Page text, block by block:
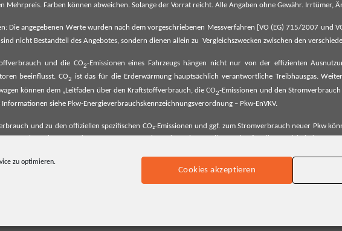
zu optimieren.
Cookies akzeptieren
Mehrpreis. Farben können abweichen. Solange der Vorrat reicht. Alle Angaben ohne Gewähr. Irrtümer,
Die angegebenen Werte wurden nach dem vorgeschriebenen Messverfahren [VO (EG) 715/2007 und
nicht Bestandteil des Angebotes, sondern dienen allein zu Vergleichszwecken zwischen den
und die CO2-Emissionen eines Fahrzeugs hängen nicht nur von der effizienten
beeinflusst. CO2
ist das für die Erderwärmung hauptsächlich verantwortliche Treibhausgas.
können dem „Leitfaden über den Kraftstoffverbrauch, die CO2-Emissionen und den
siehe Pkw-Energieverbrauchskennzeichnungsverordnung – Pkw-EnVKV.
und zu den offiziellen spezifischen CO₂-Emissionen und ggf. zum Stromverbrauch neuer Pkw
neuer Pkw entnommen werden. Dieser ist an allen Verkaufsstellen und bei der